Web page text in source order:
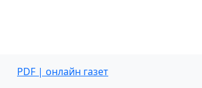
PDF | онлайн газет